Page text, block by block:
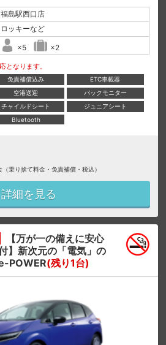
福島駅西口店
ロッキーなど
×5 ×2
となります。
免責補償込み
ETC車載器
空港送迎
バックモニター
チャイルドシート
ジュニアシート
Bluetooth
（乗り捨て料金・免責補償・税込）
詳細を見る
【万が一の備えに安心
】新次元の「電気」の
POWER(残り1台)